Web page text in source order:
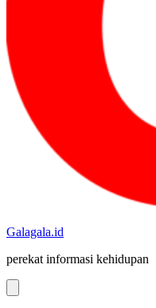
Galagala.id
perekat informasi kehidupan